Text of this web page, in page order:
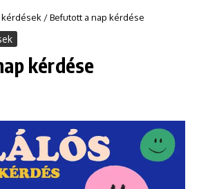
kérdések /Befutott a nap kérdése
kérdése